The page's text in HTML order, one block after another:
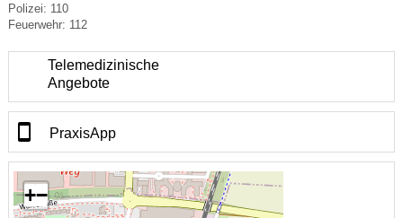
Polizei: 110
Feuerwehr: 112
Telemedizinische
Angebote
PraxisApp
+−